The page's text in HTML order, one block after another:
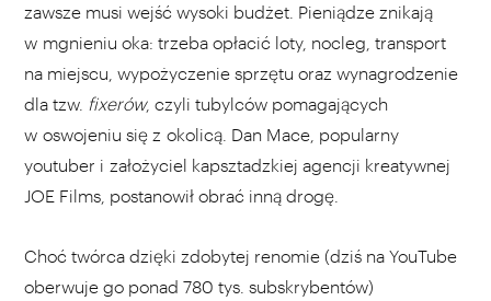
zawsze musi wejść wysoki budżet. Pieniądze znikają
w mgnieniu oka: trzeba opłacić loty, nocleg, transport
na miejscu, wypożyczenie sprzętu oraz wynagrodzenie
dla tzw. fixerów, czyli tubylców pomagających
w oswojeniu się z okolicą. Dan Mace, popularny
youtuber i założyciel kapsztadzkiej agencji kreatywnej
JOE Films, postanowił obrać inną drogę.
Choć twórca dzięki zdobytej renomie (dziś na YouTube
oberwuje go ponad 780 tys. subskrybentów)